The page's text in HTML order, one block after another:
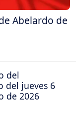
Abelardo de
del
del jueves 6
de 2026